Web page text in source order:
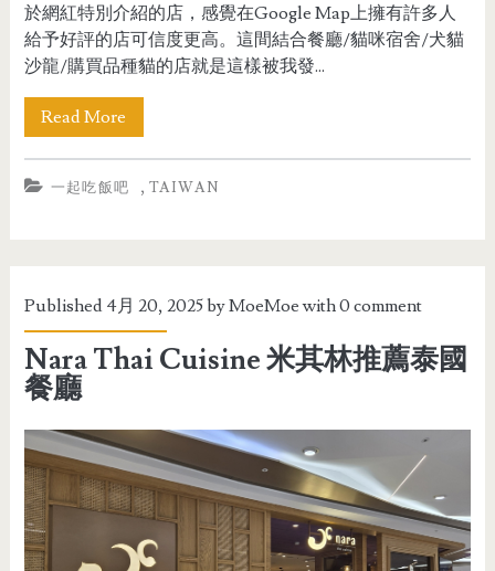
於網紅特別介紹的店，感覺在Google Map上擁有許多人
給予好評的店可信度更高。這間結合餐廳/貓咪宿舍/犬貓
沙龍/購買品種貓的店就是這樣被我發...
Read More
一起吃飯吧 ,TAIWAN
Published 4月 20, 2025 byMoeMoewith0 comment
Nara Thai Cuisine 米其林推薦泰國
餐廳